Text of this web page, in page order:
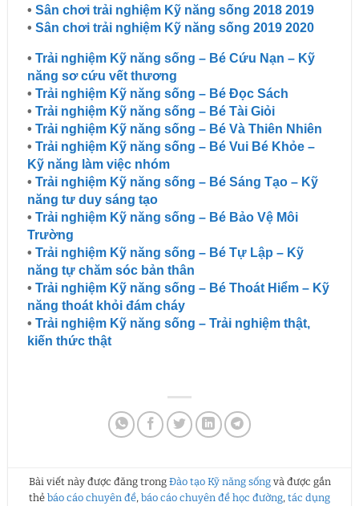
• Sân chơi trải nghiệm Kỹ năng sống 2018 2019
• Sân chơi trải nghiệm Kỹ năng sống 2019 2020
• Trải nghiệm Kỹ năng sống – Bé Cứu Nạn – Kỹ
năng sơ cứu vết thương
• Trải nghiệm Kỹ năng sống – Bé Đọc Sách
• Trải nghiệm Kỹ năng sống – Bé Tài Giỏi
• Trải nghiệm Kỹ năng sống – Bé Và Thiên Nhiên
• Trải nghiệm Kỹ năng sống – Bé Vui Bé Khỏe –
Kỹ năng làm việc nhóm
• Trải nghiệm Kỹ năng sống – Bé Sáng Tạo – Kỹ
năng tư duy sáng tạo
• Trải nghiệm Kỹ năng sống – Bé Bảo Vệ Môi
Trường
• Trải nghiệm Kỹ năng sống – Bé Tự Lập – Kỹ
năng tự chăm sóc bản thân
• Trải nghiệm Kỹ năng sống – Bé Thoát Hiểm – Kỹ
năng thoát khỏi đám cháy
• Trải nghiệm Kỹ năng sống – Trải nghiệm thật,
kiến thức thật
Bài viết này được đăng trong Đào tạo Kỹ năng sốngvà được gắn
thẻ báo cáo chuyên đề, báo cáo chuyên đề học đường, tác dụng